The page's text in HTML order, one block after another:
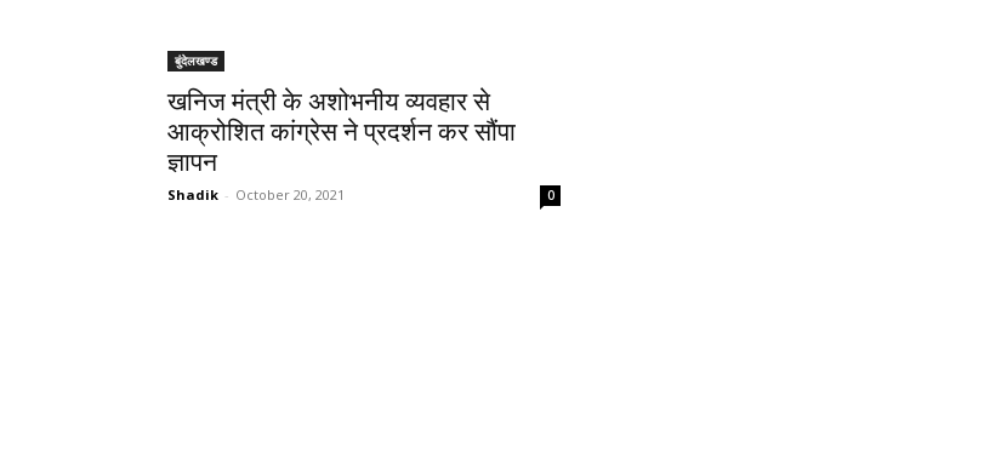
बुंदेलखण्ड
खनिज मंत्री के अशोभनीय व्यवहार से
आक्रोशित कांग्रेस ने प्रदर्शन कर सौंपा
ज्ञापन
Shadik - October 20, 2021 0